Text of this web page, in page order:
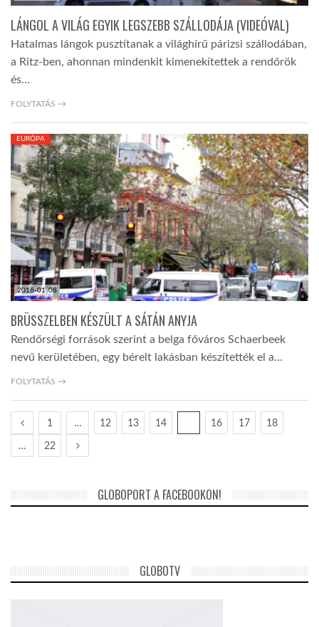
LÁNGOL A VILÁG EGYIK LEGSZEBB SZÁLLODÁJA (VIDEÓVAL)
Hatalmas lángok pusztítanak a világhírű párizsi szállodában,
a Ritz-ben, ahonnan mindenkit kimenekítettek a rendőrök
és…
FOLYTATÁS →
2016-01-08
EURÓPA
BRÜSSZELBEN KÉSZÜLT A SÁTÁN ANYJA
Rendőrségi források szerint a belga főváros Schaerbeek
nevű kerületében, egy bérelt lakásban készítették el a…
FOLYTATÁS →
1 … 12 13 14 16 17 18
… 22
GLOBOPORT A FACEBOOKON!
GLOBOTV